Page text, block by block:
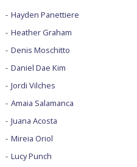
Hayden Panettiere
Heather Graham
Denis Moschitto
Daniel Dae Kim
Jordi Vilches
Amaia Salamanca
Juana Acosta
Mireia Oriol
Lucy Punch